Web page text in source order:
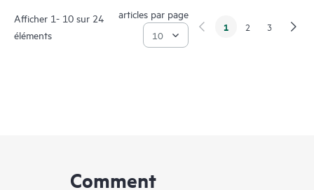
Afficher 1- 10 sur 24
éléments
articles par page
1 2 3
Comment